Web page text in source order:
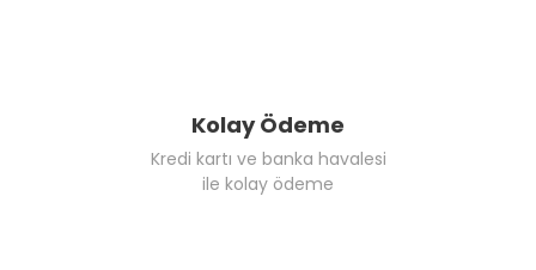
Kolay Ödeme
Kredi kartı ve banka havalesi
ile kolay ödeme